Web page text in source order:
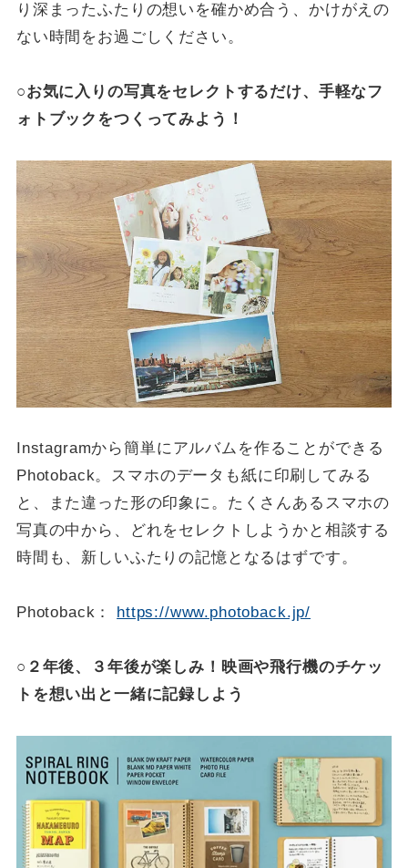
り深まったふたりの想いを確かめ合う、かけがえの
ない時間をお過ごしください。
○お気に入りの写真をセレクトするだけ、手軽なフ
ォトブックをつくってみよう！
Instagramから簡単にアルバムを作ることができる
Photoback。スマホのデータも紙に印刷してみる
と、また違った形の印象に。たくさんあるスマホの
写真の中から、どれをセレクトしようかと相談する
時間も、新しいふたりの記憶となるはずです。
Photoback： https://www.photoback.jp/
○２年後、３年後が楽しみ！映画や飛行機のチケッ
トを想い出と一緒に記録しよう